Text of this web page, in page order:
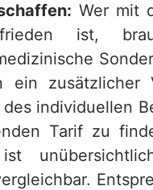
Wer mit
ist,
zusätzlicher
individuellen
Tarif zu